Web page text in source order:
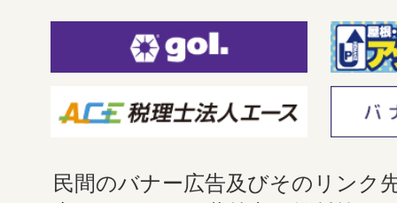
民間のバナー広告及びそのリンク